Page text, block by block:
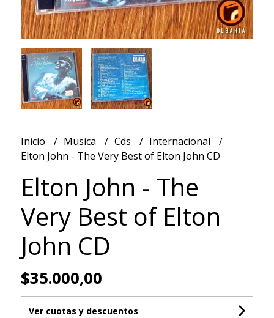
Inicio Musica Cds
Internacional
Elton John - The Very Best of Elton John CD
Elton John - The
Very Best of Elton
John CD
$35.000,00
Ver cuotas y descuentos